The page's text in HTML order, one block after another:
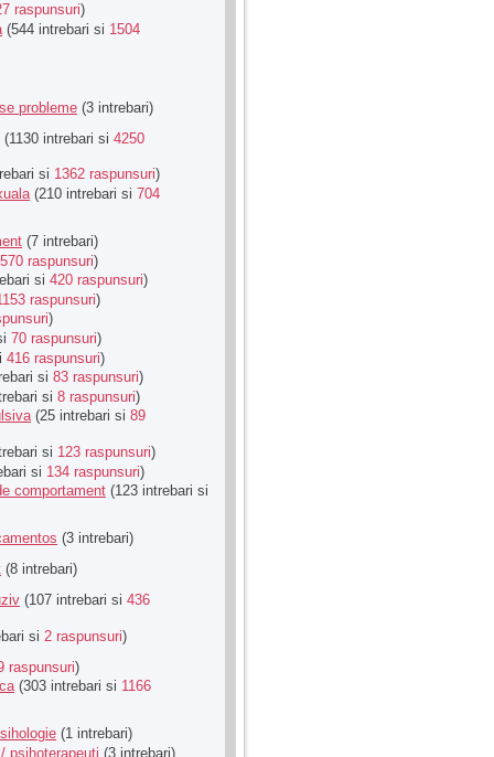
raspunsuri)
(544 intrebari si 1504
probleme (3 intrebari)
(1130 intrebari si 4250
si 1362 raspunsuri)
(210 intrebari si 704
(7 intrebari)
570 raspunsuri)
si 420 raspunsuri)
raspunsuri)
)
70 raspunsuri)
416 raspunsuri)
si 83 raspunsuri)
si 8 raspunsuri)
(25 intrebari si 89
si 123 raspunsuri)
si 134 raspunsuri)
comportament (123 intrebari si
(3 intrebari)
(8 intrebari)
(107 intrebari si 436
si 2 raspunsuri)
raspunsuri)
(303 intrebari si 1166
(1 intrebari)
psihoterapeuti (3 intrebari)